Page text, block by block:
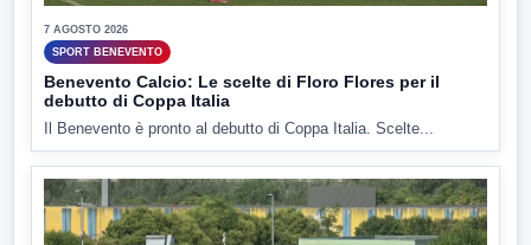
7 AGOSTO 2026
SPORT BENEVENTO
Benevento Calcio: Le scelte di Floro Flores per il
debutto di Coppa Italia
Il Benevento è pronto al debutto di Coppa Italia. Scelte...